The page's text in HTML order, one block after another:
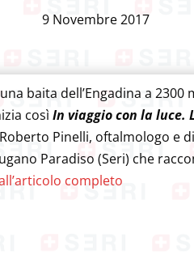
9 Novembre 2017
baita dell’Engadina a 2300
cosìIn viaggio con la luce.
Pinelli, oftalmologo e
Paradiso (Seri) che
completo